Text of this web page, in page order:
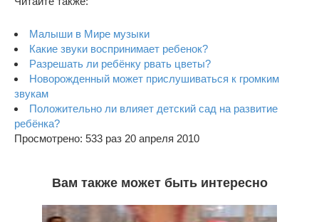
Малыши в Мире музыки
Какие звуки воспринимает ребенок?
Разрешать ли ребёнку рвать цветы?
Новорожденный может прислушиваться к громким
звукам
Положительно ли влияет детский сад на развитие
ребёнка?
Просмотрено: 533 раз 20 апреля 2010
Вам также может быть интересно